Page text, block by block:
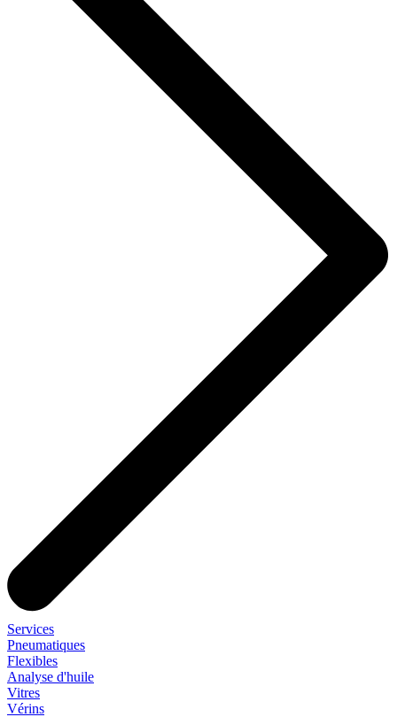
Services
Pneumatiques
Flexibles
Analyse d'huile
Vitres
Vérins